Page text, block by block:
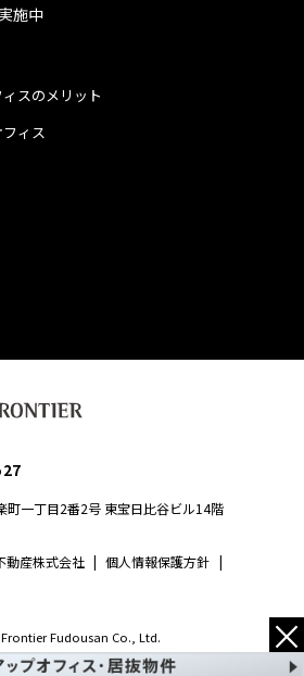
施中
ィス
スのメリット
動産株式会社 | 個人情報保護方針 |
町一丁目2番2号 東宝日比谷ビル14階
Fudousan Co., Ltd. ×